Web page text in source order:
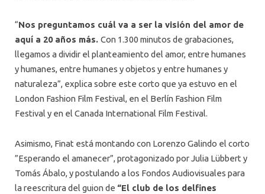
“Nos preguntamos cuál va a ser la visión del amor de
aquí a 20 años más. Con 1.300 minutos de grabaciones,
llegamos a dividir el planteamiento del amor, entre humanes
y humanes, entre humanes y objetos y entre humanes y
naturaleza”, explica sobre este corto que ya estuvo en el
London Fashion Film Festival, en el Berlín Fashion Film
Festival y en el Canada International Film Festival.
Asimismo, Finat está montando con Lorenzo Galindo el corto
”Esperando el amanecer”, protagonizado por Julia Lübbert y
Tomás Ábalo, y postulando a los Fondos Audiovisuales para
la reescritura del guion de “El club de los delfines